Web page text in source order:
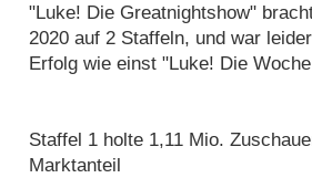
"Luke! Die Greatnightshow"
2020 auf 2 Staffeln, und war
Erfolg wie einst "Luke! Die
Staffel 1 holte 1,11 Mio.
Marktanteil